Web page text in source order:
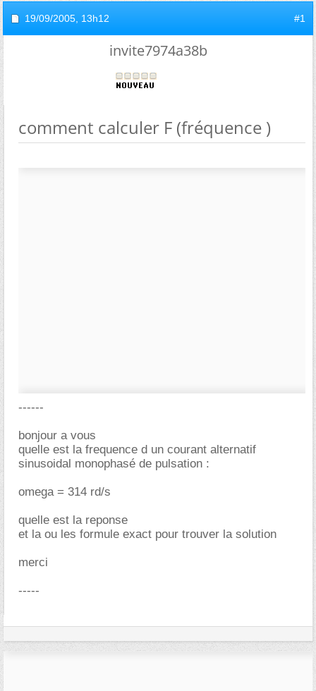
19/09/2005, 13h12 #1
invite7974a38b
comment calculer F (fréquence )
------
bonjour a vous
quelle est la frequence d un courant alternatif
sinusoidal monophasé de pulsation :
omega = 314 rd/s
quelle est la reponse
et la ou les formule exact pour trouver la solution
merci
-----